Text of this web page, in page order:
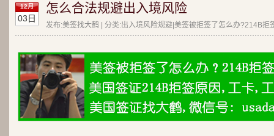
12月
03日
怎么合法规避出入境风险
发布:美签找大鹤 | 分类:出入境风险规避|美签被拒签了怎么办?214B拒